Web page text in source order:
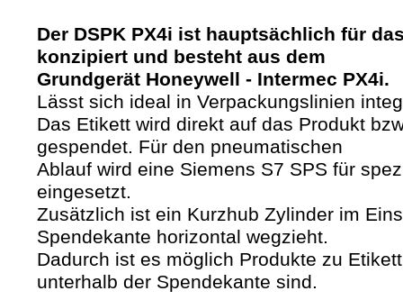
Der DSPK PX4i ist hauptsächlich für
konzipiert und besteht aus dem
Grundgerät Honeywell - Intermec PX4i.
Lässt sich ideal in Verpackungslinien
Das Etikett wird direkt auf das Produkt
gespendet. Für den pneumatischen
Ablauf wird eine Siemens S7 SPS für
eingesetzt.
Zusätzlich ist ein Kurzhub Zylinder im
Spendekante horizontal wegzieht.
Dadurch ist es möglich Produkte zu
unterhalb der Spendekante sind.